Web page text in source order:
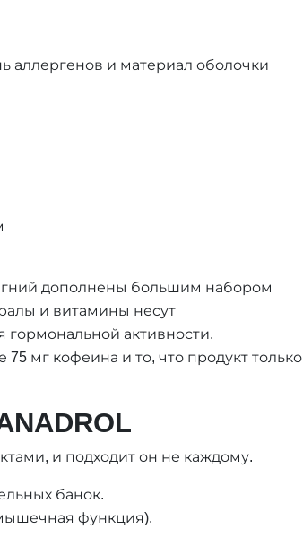
аллергенов и материал оболочки
дополнены большим набором
и витамины несут
гормональной активности.
мг кофеина и то, что продукт только
и подходит он не каждому.
банок.
функция).